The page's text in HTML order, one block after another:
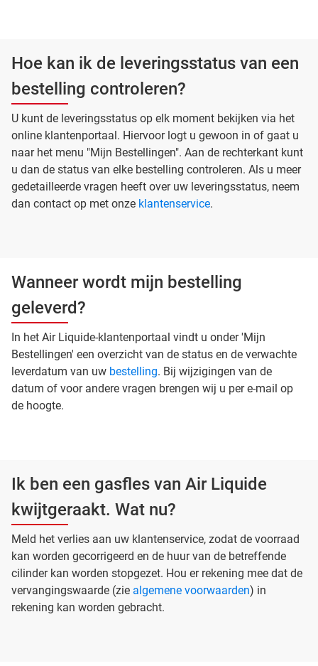
Hoe kan ik de leveringsstatus van een
bestelling controleren?
U kunt de leveringsstatus op elk moment bekijken via het
online klantenportaal. Hiervoor logt u gewoon in of gaat u
naar het menu "Mijn Bestellingen". Aan de rechterkant kunt
u dan de status van elke bestelling controleren. Als u meer
gedetailleerde vragen heeft over uw leveringsstatus, neem
dan contact op met onze klantenservice.
Wanneer wordt mijn bestelling
geleverd?
In het Air Liquide-klantenportaal vindt u onder 'Mijn
Bestellingen' een overzicht van de status en de verwachte
leverdatum van uw bestelling. Bij wijzigingen van de
datum of voor andere vragen brengen wij u per e-mail op
de hoogte.
Ik ben een gasfles van Air Liquide
kwijtgeraakt. Wat nu?
Meld het verlies aan uw klantenservice, zodat de voorraad
kan worden gecorrigeerd en de huur van de betreffende
cilinder kan worden stopgezet. Hou er rekening mee dat de
vervangingswaarde (zie algemene voorwaarden) in
rekening kan worden gebracht.